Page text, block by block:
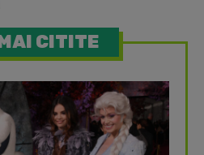
CITITE